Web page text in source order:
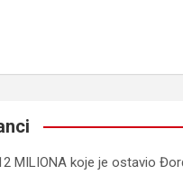
MILIONA koje je ostavio